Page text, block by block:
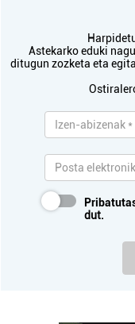
Astekarko eduki
ditugun zozketa eta
dut.